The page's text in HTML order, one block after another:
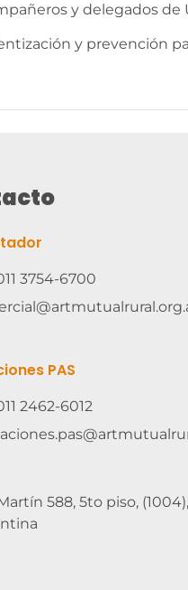
y delegados de
y prevención
3754-6700
PAS
2462-6012
588, 5to piso,